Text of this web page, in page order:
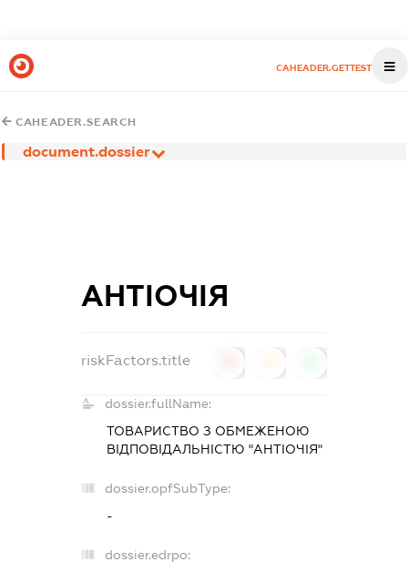
CAHEADER.GETTEST
CAHEADER.SEARCH
document.dossier
АНТІОЧІЯ
riskFactors.title
dossier.fullName:
ТОВАРИСТВО З ОБМЕЖЕНОЮ
ВІДПОВІДАЛЬНІСТЮ "АНТІОЧІЯ"
dossier.opfSubType:
-
dossier.edrpo: